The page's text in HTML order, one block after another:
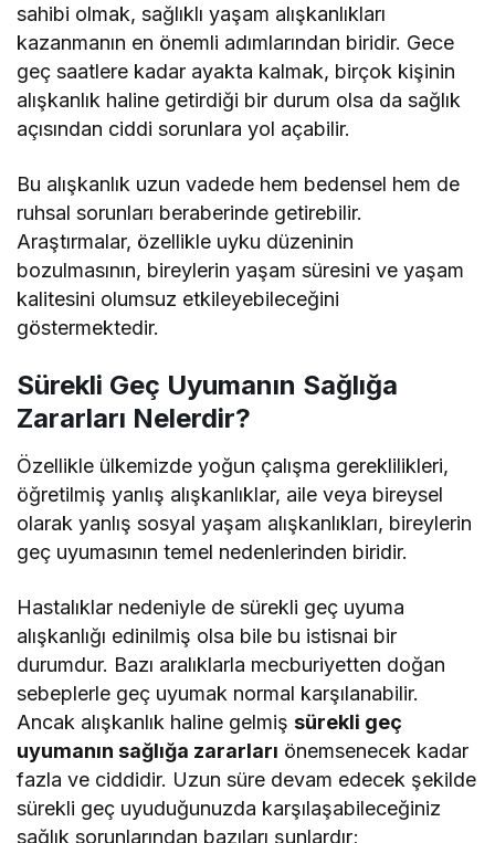
sahibi olmak, sağlıklı yaşam alışkanlıkları
kazanmanın en önemli adımlarından biridir. Gece
geç saatlere kadar ayakta kalmak, birçok kişinin
alışkanlık haline getirdiği bir durum olsa da sağlık
açısından ciddi sorunlara yol açabilir.
Bu alışkanlık uzun vadede hem bedensel hem de
ruhsal sorunları beraberinde getirebilir.
Araştırmalar, özellikle uyku düzeninin
bozulmasının, bireylerin yaşam süresini ve yaşam
kalitesini olumsuz etkileyebileceğini
göstermektedir.
Sürekli Geç Uyumanın Sağlığa
Zararları Nelerdir?
Özellikle ülkemizde yoğun çalışma gereklilikleri,
öğretilmiş yanlış alışkanlıklar, aile veya bireysel
olarak yanlış sosyal yaşam alışkanlıkları, bireylerin
geç uyumasının temel nedenlerinden biridir.
Hastalıklar nedeniyle de sürekli geç uyuma
alışkanlığı edinilmiş olsa bile bu istisnai bir
durumdur. Bazı aralıklarla mecburiyetten doğan
sebeplerle geç uyumak normal karşılanabilir.
Ancak alışkanlık haline gelmişsürekli geç
uyumanın sağlığa zararları önemsenecek kadar
fazla ve ciddidir. Uzun süre devam edecek şekilde
sürekli geç uyuduğunuzda karşılaşabileceğiniz
sağlık sorunlarından bazıları şunlardır;